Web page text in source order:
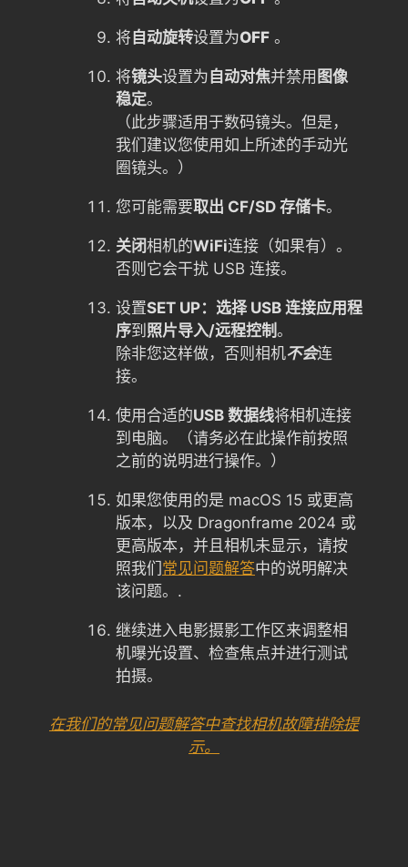
将自动旋转设置为OFF 。
将镜头设置为自动对焦并禁用 图像
稳定。
（此步骤适用于数码镜头。但是，
我们建议您使用如上所述的手动光
圈镜头。）
您可能需要取出 CF/SD 存储卡。
关闭相机的WiFi连接（如果有）。
否则它会干扰 USB 连接。
设置SET UP：选择 USB 连接应用程
序到 照片导入/远程控制。
除非您这样做，否则相机不会连
接。
使用合适的USB 数据线将相机连接
到电脑。（请务必在此操作前按照
之前的说明进行操作。）
如果您使用的是 macOS 15 或更高
版本，以及 Dragonframe 2024 或
更高版本，并且相机未显示，请按
照我们常见问题解答中的说明解决
该问题。.
继续进入电影摄影工作区来调整相
机曝光设置、检查焦点并进行测试
拍摄。
在我们的常见问题解答中查找相机故障排除提
示。